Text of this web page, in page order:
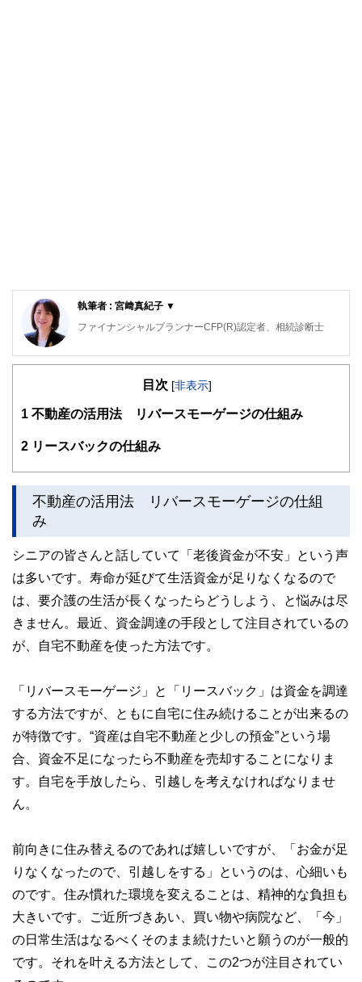
執筆者 : 宮﨑真紀子 ▼
ファイナンシャルプランナーCFP(R)認定者、相続診断士
大阪府出身。同志社大学経済学部卒業後、５年間繊維メーカ
その後、派遣社員として数社の金融機関を経てFPとして独
大きな心配事はもちろん、ちょっとした不安でも「お金」に
そんな時気軽に相談できる存在でありたい～というポリシー
個別相談・セミナー講師・執筆活動を展開中。
新聞・テレビ等のメディアにもフィールドを広げている。
ライフプランに応じた家計のスリム化・健全化を通じて、夢
目次 [非表示]
1 不動産の活用法 リバースモーゲージの仕組み
2 リースバックの仕組み
不動産の活用法 リバースモーゲージの仕組
み
シニアの皆さんと話していて「老後資金が不安」という声
は多いです。寿命が延びて生活資金が足りなくなるので
は、要介護の生活が長くなったらどうしよう、と悩みは尽
きません。最近、資金調達の手段として注目されているの
が、自宅不動産を使った方法です。
「リバースモーゲージ」と「リースバック」は資金を調達
する方法ですが、ともに自宅に住み続けることが出来るの
が特徴です。“資産は自宅不動産と少しの預金”という場
合、資金不足になったら不動産を売却することになりま
す。自宅を手放したら、引越しを考えなければなりませ
ん。
前向きに住み替えるのであれば嬉しいですが、「お金が足
りなくなったので、引越しをする」というのは、心細いも
のです。住み慣れた環境を変えることは、精神的な負担も
大きいです。ご近所づきあい、買い物や病院など、「今」
の日常生活はなるべくそのまま続けたいと願うのが一般的
です。それを叶える方法として、この2つが注目されてい